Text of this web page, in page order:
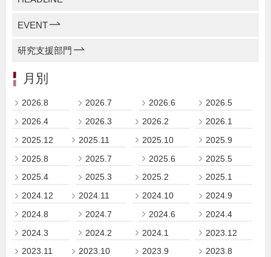
EVENT
研究支援部門
月別
2026.8 2026.7 2026.6
2026.5
2026.4
2026.3 2026.2
2026.1
2025.12
2025.11 2025.10
2025.9
2025.8
2025.7 2025.6
2025.5
2025.4
2025.3 2025.2
2025.1
2024.12
2024.11 2024.10
2024.9
2024.8
2024.7 2024.6
2024.4
2024.3
2024.2 2024.1
2023.12
2023.11
2023.10 2023.9
2023.8